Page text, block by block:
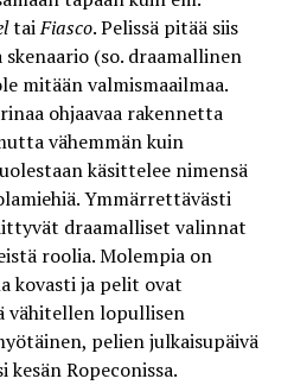
taiFiasco. Pelissä pitää siis
(so. draamallinen
mitään valmismaailmaa.
ohjaavaa rakennetta
vähemmän kuin
käsittelee nimensä
Ymmärrettävästi
draamalliset valinnat
roolia. Molempia on
kovasti ja pelit ovat
vähitellen lopullisen
pelien julkaisupäivä
Ropeconissa.